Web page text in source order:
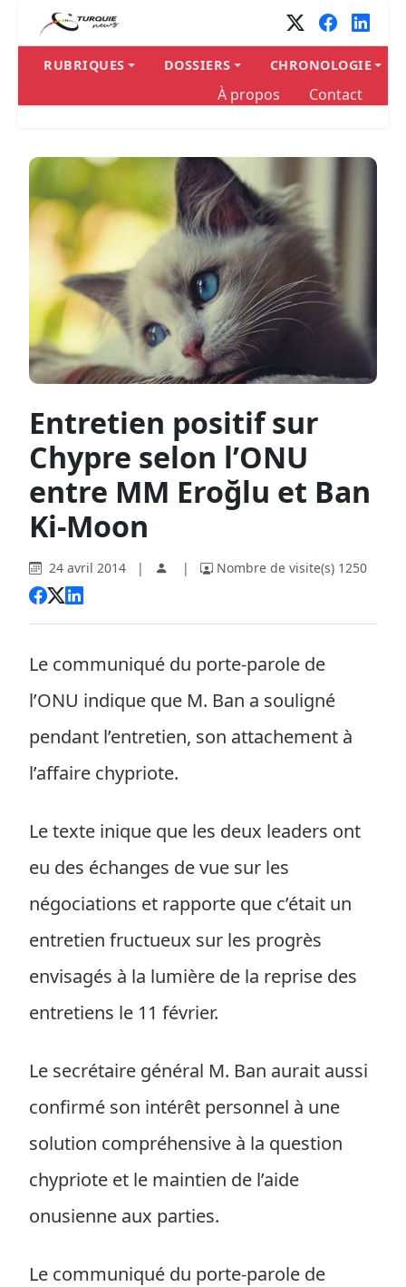
RUBRIQUES DOSSIERS CHRONOLOGIE
À propos Contact
Entretien positif sur
Chypre selon l’ONU
entre MM Eroğlu et Ban
Ki-Moon
24 avril 2014 | | Nombre de visite(s) 1250
Le communiqué du porte-parole de
l’ONU indique que M. Ban a souligné
pendant l’entretien, son attachement à
l’affaire chypriote.
Le texte inique que les deux leaders ont
eu des échanges de vue sur les
négociations et rapporte que c’était un
entretien fructueux sur les progrès
envisagés à la lumière de la reprise des
entretiens le 11 février.
Le secrétaire général M. Ban aurait aussi
confirmé son intérêt personnel à une
solution compréhensive à la question
chypriote et le maintien de l’aide
onusienne aux parties.
Le communiqué du porte-parole de